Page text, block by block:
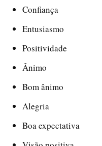
Confiança
Entusiasmo
Positividade
Ânimo
Bom ânimo
Alegria
Boa expectativa